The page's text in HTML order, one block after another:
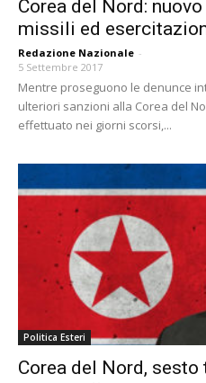
Corea del Nord:
missili ed
Redazione Nazionale -
5 Settembre 2017
Mentre proseguono le denunce
ulteriori sanzioni alla Corea del
effettuato nei giorni scorsi,...
Politica Esteri
Corea del Nord,